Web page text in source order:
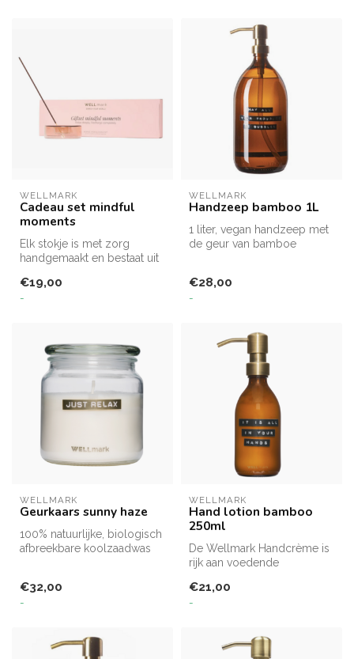
WELLMARK
Cadeau set mindful
moments
Elk stokje is met zorg
handgemaakt en bestaat uit
gedroogde bl...
€19,00
-
WELLMARK
Handzeep bamboo 1L
1 liter, vegan handzeep met
de geur van bamboe
€28,00
-
WELLMARK
Geurkaars sunny haze
100% natuurlijke, biologisch
afbreekbare koolzaadwas
€32,00
-
WELLMARK
Hand lotion bamboo
250ml
De Wellmark Handcrème is
rijk aan voedende
hydrateren...
€21,00
-